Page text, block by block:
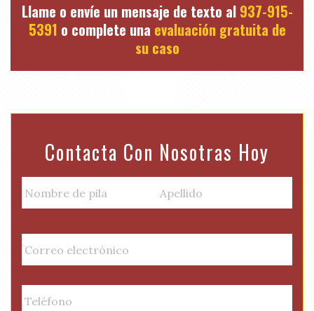
Llame o envíe un mensaje de texto al 937-915-
5391 o complete una evaluación gratuita de
su caso
Contacta Con Nosotras Hoy
a
e
(
R
q
de
pila
E
m
a
i
l
P
h